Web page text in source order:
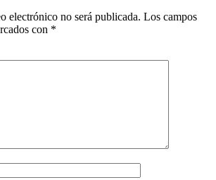
electrónico no será publicada. Los campos
con *